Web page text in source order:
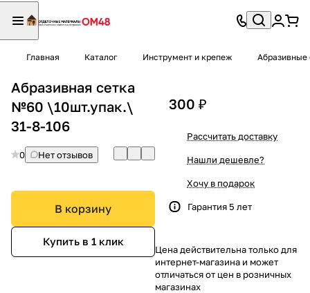
Главная Каталог Инструмент и крепеж Абразивные
Абразивная сетка
№60 \10шт.упак.\
31-8-106
0 Нет отзывов
В корзину
Купить в 1 клик
300 ₽
Рассчитать доставку
Нашли дешевле?
Хочу в подарок
Гарантия 5 лет
Цена действительна только для
интернет-магазина и может
отличаться от цен в розничных
магазинах